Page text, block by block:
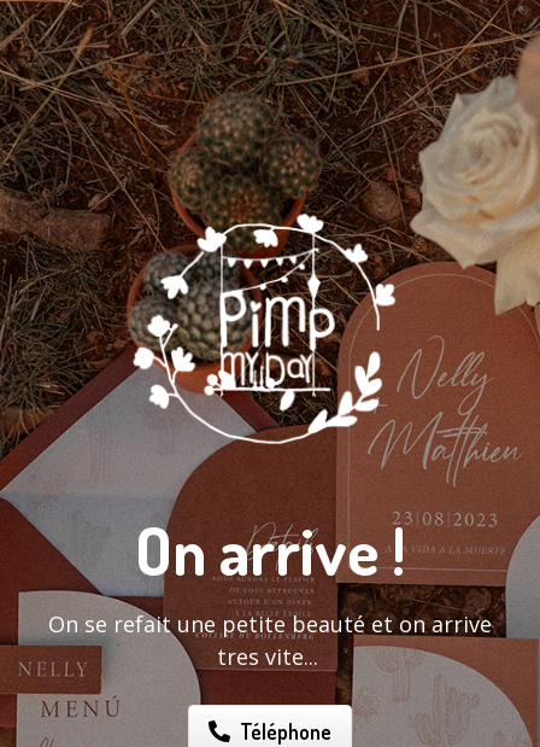
On arrive !
On se refait une petite beauté et on arrive
tres vite...
Téléphone